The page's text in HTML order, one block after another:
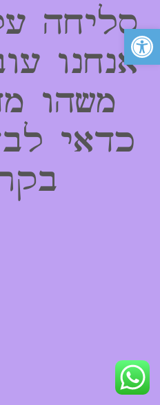
פתח סרגל נגישות
סליחה
אנחנו
משהו
כדאי